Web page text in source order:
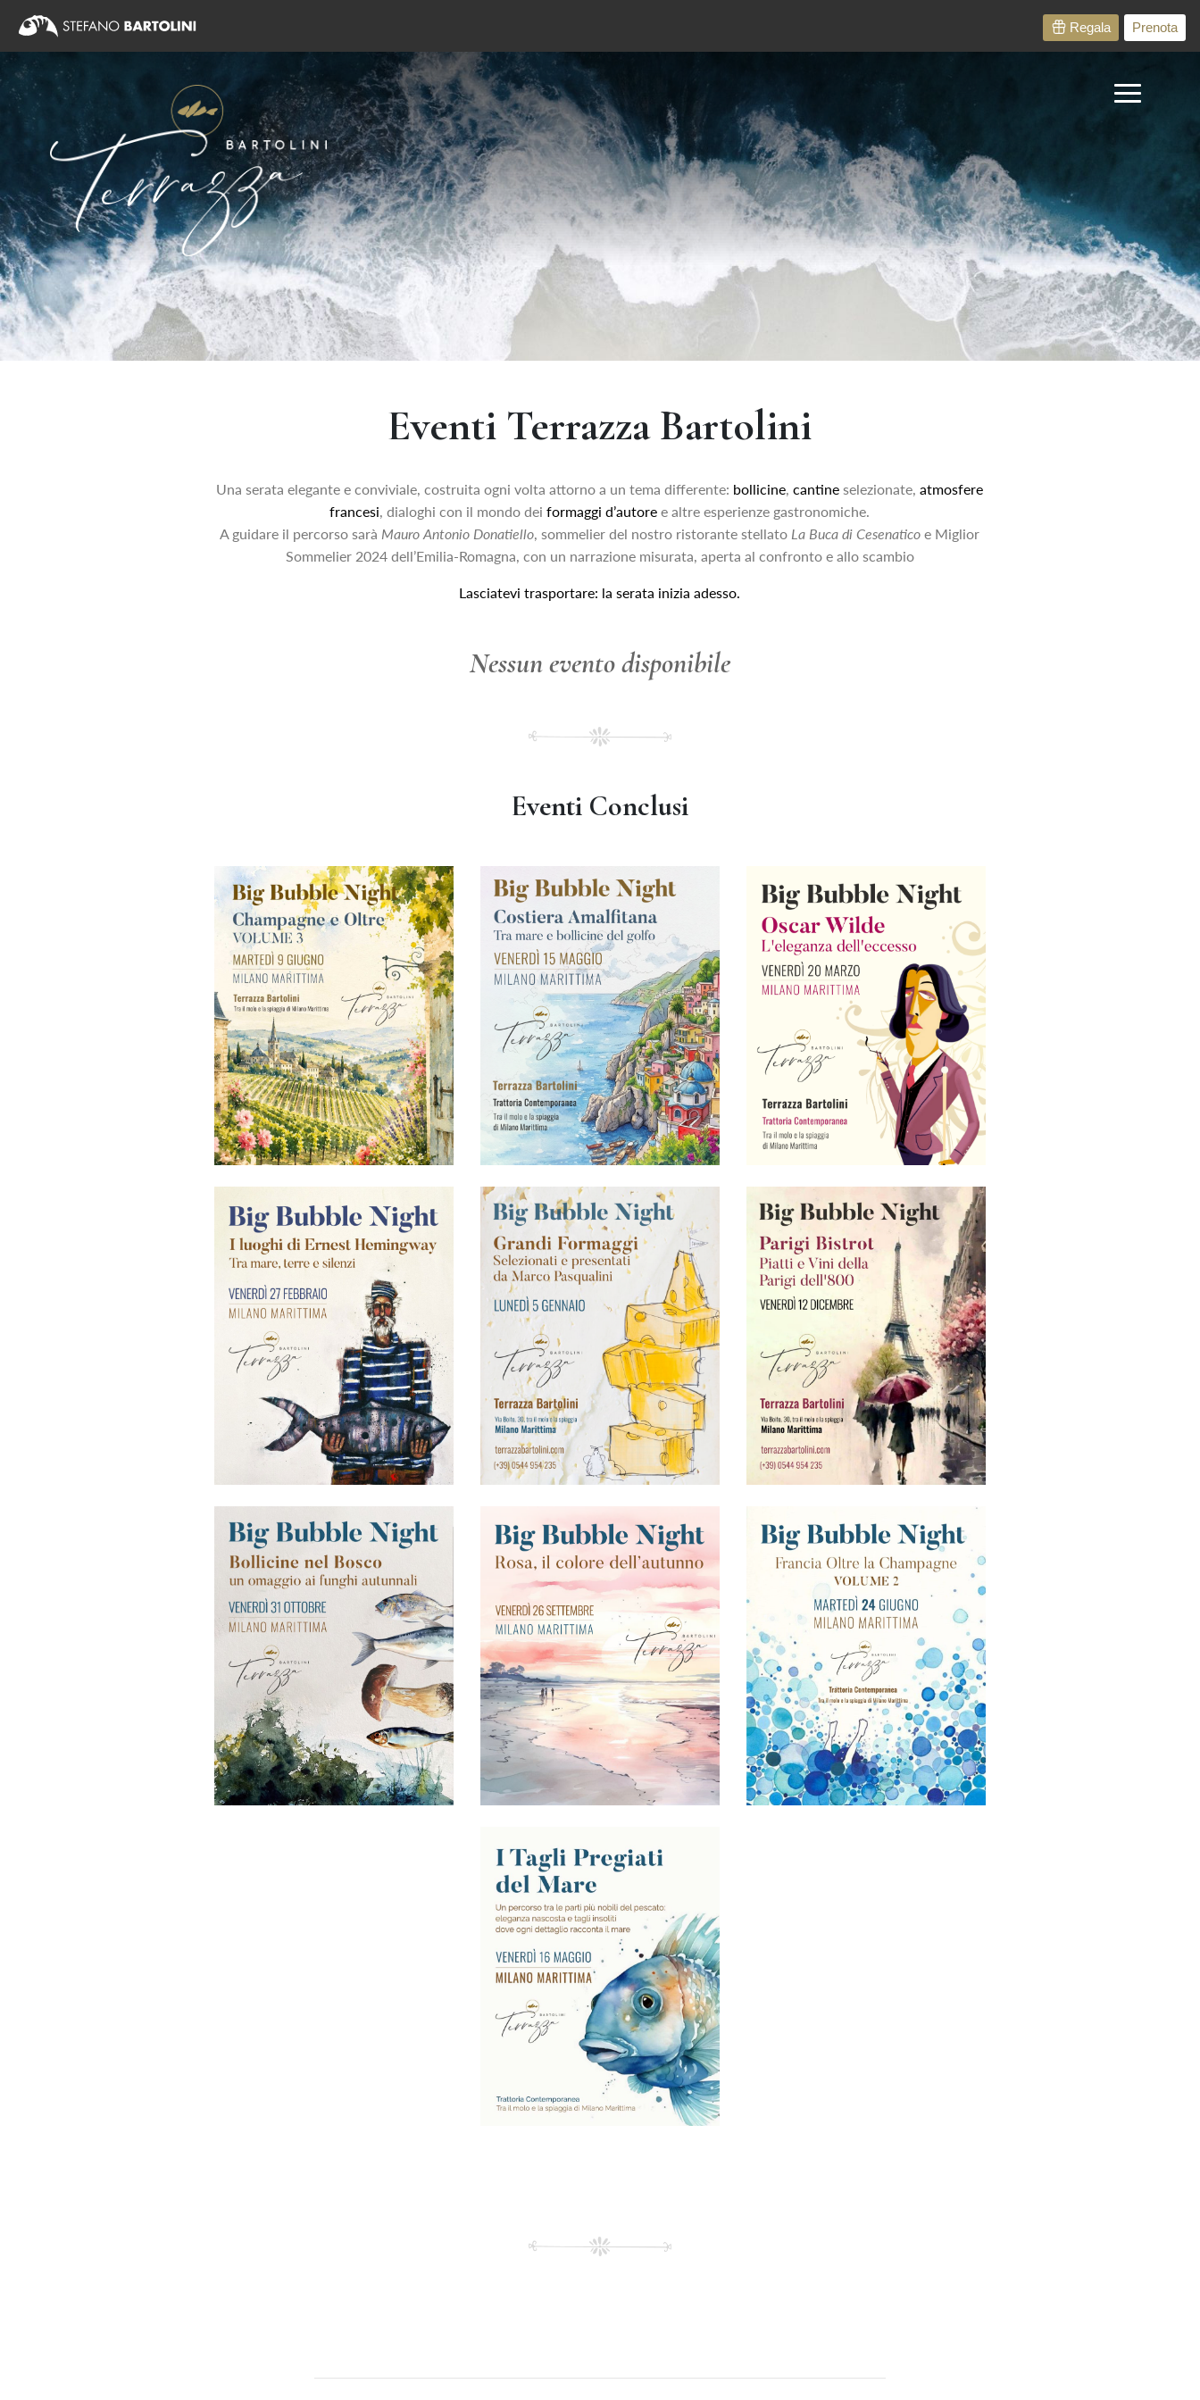
Home
Prenota
Cene evento
Menù e Vini
Menù al Buio
Lavora con noi
Regala Prenota
Eventi Terrazza Bartolini
Una serata elegante e conviviale, costruita ogni volta attorno a un tema differente: bollicine,cantineselezionate,atmosfere
francesi, dialoghi con il mondo deiformaggi d’autoree altre esperienze gastronomiche.
A guidare il percorso sarà Mauro Antonio Donatiello, sommelier del nostro ristorante stellato La Buca di Cesenaticoe Miglior
Sommelier 2024 dell’Emilia-Romagna, con un narrazione misurata, aperta al confronto e allo scambio
Lasciatevi trasportare: la serata inizia adesso.
Nessun evento disponibile
Eventi Conclusi